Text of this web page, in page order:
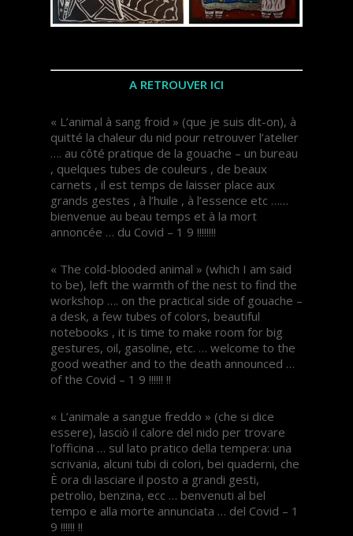
A RETROUVER ICI
« L’animal à sang froid » (que je suis dit-on), à
quitté la chaleur du nid pour retrouver l’atelier
…. au côté pratique de la gouache – un bureau
, quelques tubes de couleurs , de beaux
carnets , il est temps de laisser place aux
grands gestes , à l’huile , à l’essence etc ……
bienvenue au beau temps et à la mort
annoncée … du Covid – 1 9 !!!!!!!!
« The cold-blooded animal » (which I am said
to be), left the warmth of the nest to find the
workshop …. on the practical side of gouache –
a desk, a few tubes of colors, beautiful
notebooks , it is time to make room for big
gestures, oil, gasoline, etc. … welcome to the
good weather and to the death announced …
of the Covid – 1 9 !!!!!! !!
« L’animale a sangue freddo » (che si dice
essere), lasciò il calore del nido per trovare
l’officina … sul lato pratico della tempera: una
scrivania, alcuni tubi di colori, bei quaderni, che
È ora di lasciare il posto a grandi gesti,
petrolio, benzina, ecc … benvenuti al bel
tempo e alla morte annunciata … del Covid – 1
9 !!!!!! !!